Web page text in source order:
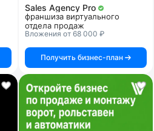
Sales Agency Pro
франшиза виртуального
отдела продаж
Вложения от 68 000 ₽
Получить бизнес-план